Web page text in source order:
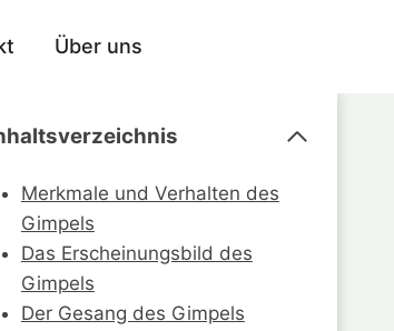
Über uns
Merkmale und Verhalten des
Gimpels
Das Erscheinungsbild des
Gimpels
Der Gesang des Gimpels